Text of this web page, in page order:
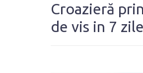
Croazieră
de vis in 7 zile